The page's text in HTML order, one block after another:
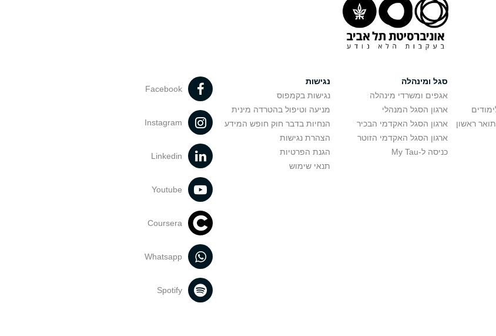
ראשון
סגל ומינהלה
אגפים ומשרדי מינהלה
ארגון הסגל המנהלי
ארגון הסגל האקדמי הבכיר
ארגון הסגל האקדמי הזוטר
כניסה ל-My Tau
נגישות
נגישות בקמפוס
מניעה וטיפול בהטרדה מינית
הנחיות בדבר חוק חופש המידע
הצהרת נגישות
הגנת הפרטיות
תנאי שימוש
Facebook
Instagram
Linkedin
Youtube
Coursera
Whatsapp
Spotify